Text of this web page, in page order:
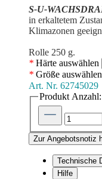
S-U-
in erkaltetem
Klimazonen
Rolle 250 g.
* Härte auswählen
* Größe auswählen
Art. Nr. 62745029
Produkt
Zur Angebotsnotiz
Technische
Hilfe